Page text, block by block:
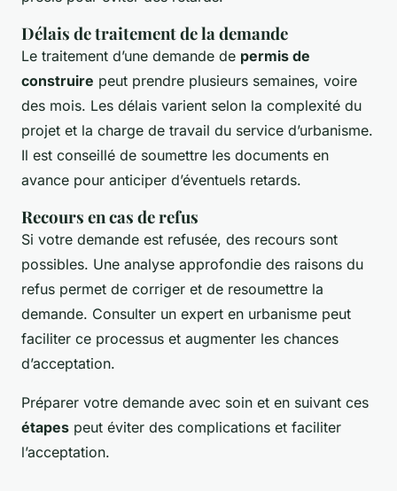
Délais de traitement de la demande
Le traitement d’une demande de permis de
construire peut prendre plusieurs semaines, voire
des mois. Les délais varient selon la complexité du
projet et la charge de travail du service d’urbanisme.
Il est conseillé de soumettre les documents en
avance pour anticiper d’éventuels retards.
Recours en cas de refus
Si votre demande est refusée, des recours sont
possibles. Une analyse approfondie des raisons du
refus permet de corriger et de resoumettre la
demande. Consulter un expert en urbanisme peut
faciliter ce processus et augmenter les chances
d’acceptation.
Préparer votre demande avec soin et en suivant ces
étapes peut éviter des complications et faciliter
l’acceptation.